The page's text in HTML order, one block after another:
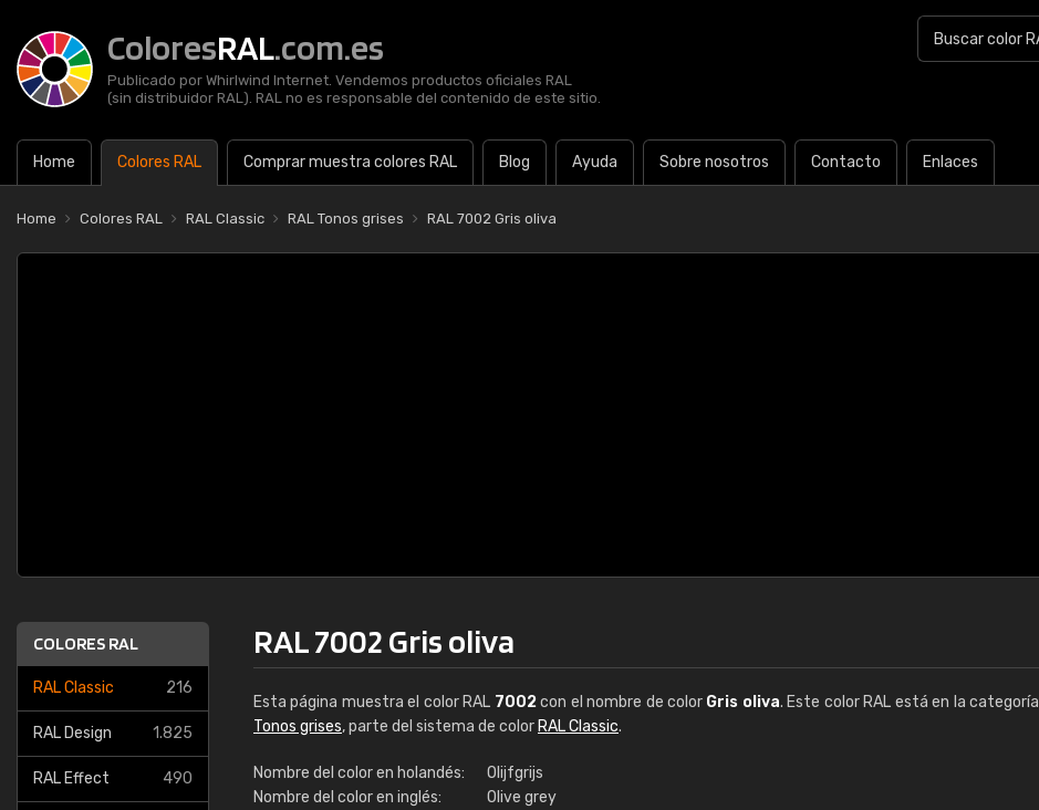
ColoresRAL.com.es
Publicado por Whirlwind Internet. Vendemos productos oficiales RAL
(sin distribuidor RAL). RAL no es responsable del contenido de este sitio.
Home Colores RAL Comprar muestra colores RAL Blog Ayuda Sobre nosotros Contacto Enlaces
Home Colores RAL RAL Classic RAL Tonos grises RAL 7002 Gris oliva
COLORES RAL
RAL Classic 216
RAL Design 1.825
RAL Effect 490
RAL 7002 Gris oliva
Esta página muestra el color RAL 7002con el nombre de color Gris oliva. Este color RAL está en la categoría
Tonos grises, parte del sistema de color RAL Classic.
Nombre del color en holandés:
Olijfgrijs
Nombre del color en inglés:
Olive grey